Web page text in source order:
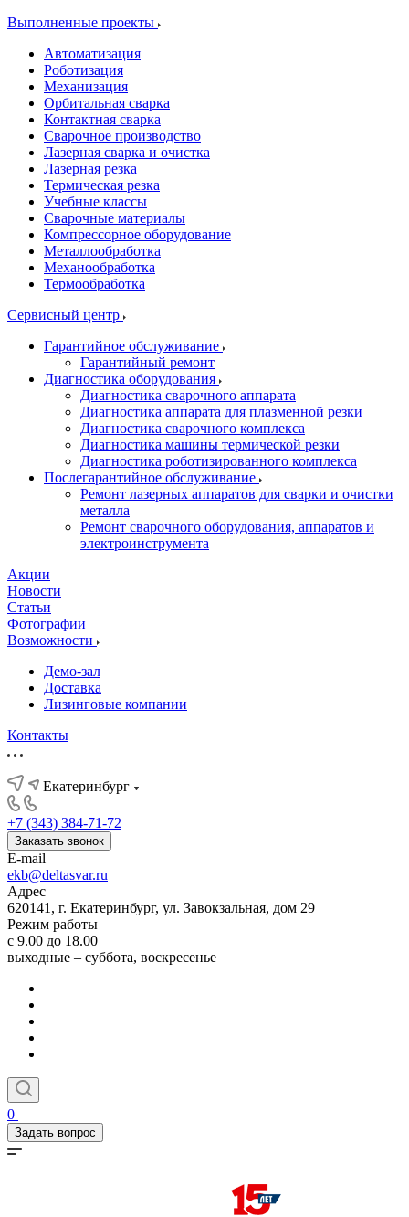
Выполненные проекты
Автоматизация
Роботизация
Механизация
Орбитальная сварка
Контактная сварка
Сварочное производство
Лазерная сварка и очистка
Лазерная резка
Термическая резка
Учебные классы
Сварочные материалы
Компрессорное оборудование
Металлообработка
Механообработка
Термообработка
Сервисный центр
Гарантийное обслуживание
Гарантийный ремонт
Диагностика оборудования
Диагностика сварочного аппарата
Диагностика аппарата для плазменной резки
Диагностика сварочного комплекса
Диагностика машины термической резки
Диагностика роботизированного комплекса
Послегарантийное обслуживание
Ремонт лазерных аппаратов для сварки и очистки
металла
Ремонт сварочного оборудования, аппаратов и
электроинструмента
Акции
Новости
Статьи
Фотографии
Возможности
Демо-зал
Доставка
Лизинговые компании
Контакты
Екатеринбург
+7 (343) 384-71-72
Заказать звонок
E-mail
ekb@deltasvar.ru
Адрес
620141, г. Екатеринбург, ул. Завокзальная, дом 29
Режим работы
с 9.00 до 18.00
выходные – суббота, воскресенье
0
Задать вопрос